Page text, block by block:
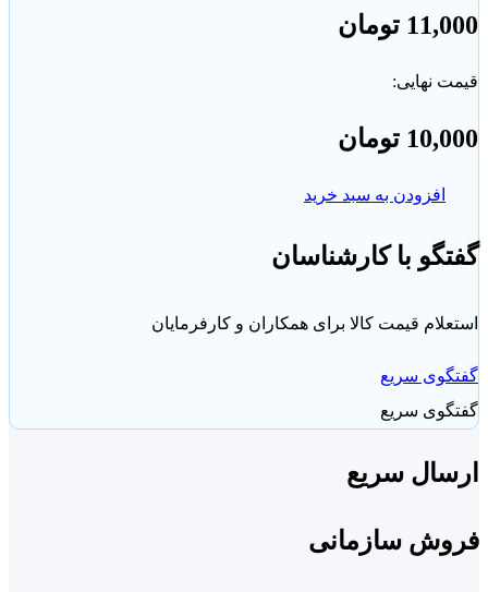
تومان
نهایی:
تومان
افزودن به سبد خرید
با کارشناسان
قیمت کالا برای همکاران و کارفرمایان
سریع
سریع
سریع
سازمانی